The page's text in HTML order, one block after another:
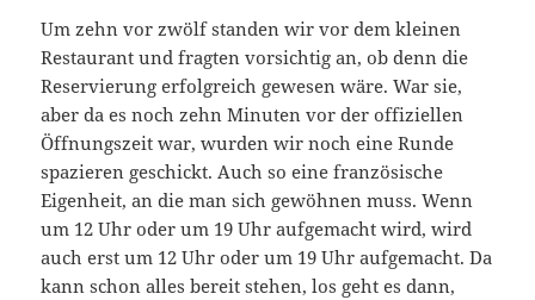
Um zehn vor zwölf standen wir vor dem kleinen
Restaurant und fragten vorsichtig an, ob denn die
Reservierung erfolgreich gewesen wäre. War sie,
aber da es noch zehn Minuten vor der offiziellen
Öffnungszeit war, wurden wir noch eine Runde
spazieren geschickt. Auch so eine französische
Eigenheit, an die man sich gewöhnen muss. Wenn
um 12 Uhr oder um 19 Uhr aufgemacht wird, wird
auch erst um 12 Uhr oder um 19 Uhr aufgemacht. Da
kann schon alles bereit stehen, los geht es dann,